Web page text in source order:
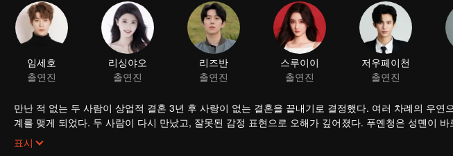
임세호
출연진
리싱야오
출연진
리즈반
출연진
스루이이
출연진
저우페이천
출연진
만난 적 없는 두 사람이 상업적 결혼 3년 후 사랑이 없는 결혼을 끝내기로 결정했다. 여러 차례의 우연
계를 맺게 되었다. 두 사람이 다시 만났고, 잘못된 감정 표현으로 오해가 깊어졌다. 푸옌청은 성몐이
며 온갖 노력을 다해 관계를 회복하려고 했다. 두 사람은 오해를 풀고 서로의 진심을 확인한 후, 함께 살
표시